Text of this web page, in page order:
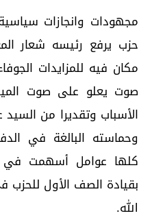
مجهودات وانجازات
حزب يرفع رئيسه شعار
مكان فيه للمزايدات
صوت يعلو على صوت
الأسباب وتقديرا من
وحماسته البالغة في
كلها عوامل أسهمت في
بقيادة الصف الأول
الله.